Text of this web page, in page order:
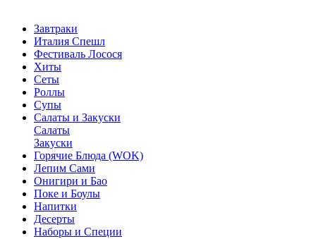
Завтраки
Италия Спешл
Фестиваль Лосося
Хиты
Сеты
Роллы
Супы
Салаты и Закуски
Салаты
Закуски
Горячие Блюда (WOK)
Лепим Сами
Онигири и Бао
Поке и Боулы
Напитки
Десерты
Наборы и Специи